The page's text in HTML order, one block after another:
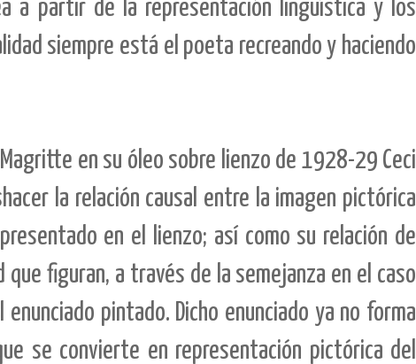
a partir de la representación lingüística y los
siempre está el poeta recreando y haciendo
en su óleo sobre lienzo de 1928-29 Ceci
la relación causal entre la imagen pictórica
en el lienzo; así como su relación de
figuran, a través de la semejanza en el caso
pintado. Dicho enunciado ya no forma
se convierte en representación pictórica del